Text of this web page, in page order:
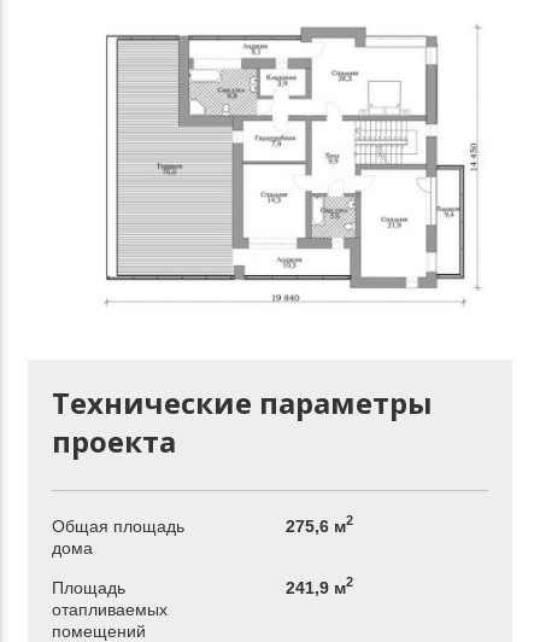
Технические параметры
проекта
Общая площадь
дома
275,6 м2
Площадь
отапливаемых
помещений
241,9 м2